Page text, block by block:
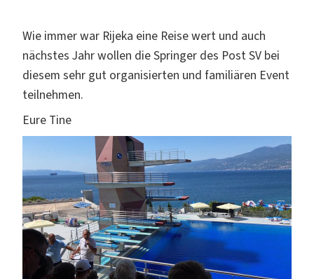
Wie immer war Rijeka eine Reise wert und auch
nächstes Jahr wollen die Springer des Post SV bei
diesem sehr gut organisierten und familiären Event
teilnehmen.
Eure Tine